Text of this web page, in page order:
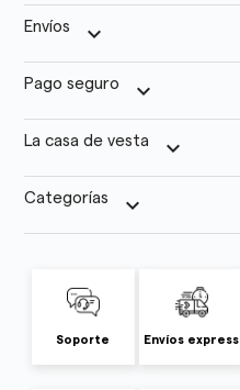
Envíos keyboard_arrow_down
Pago seguro keyboard_arrow_down
La casa de vesta keyboard_arrow_down
Categorías keyboard_arrow_down
Soporte Envíos express